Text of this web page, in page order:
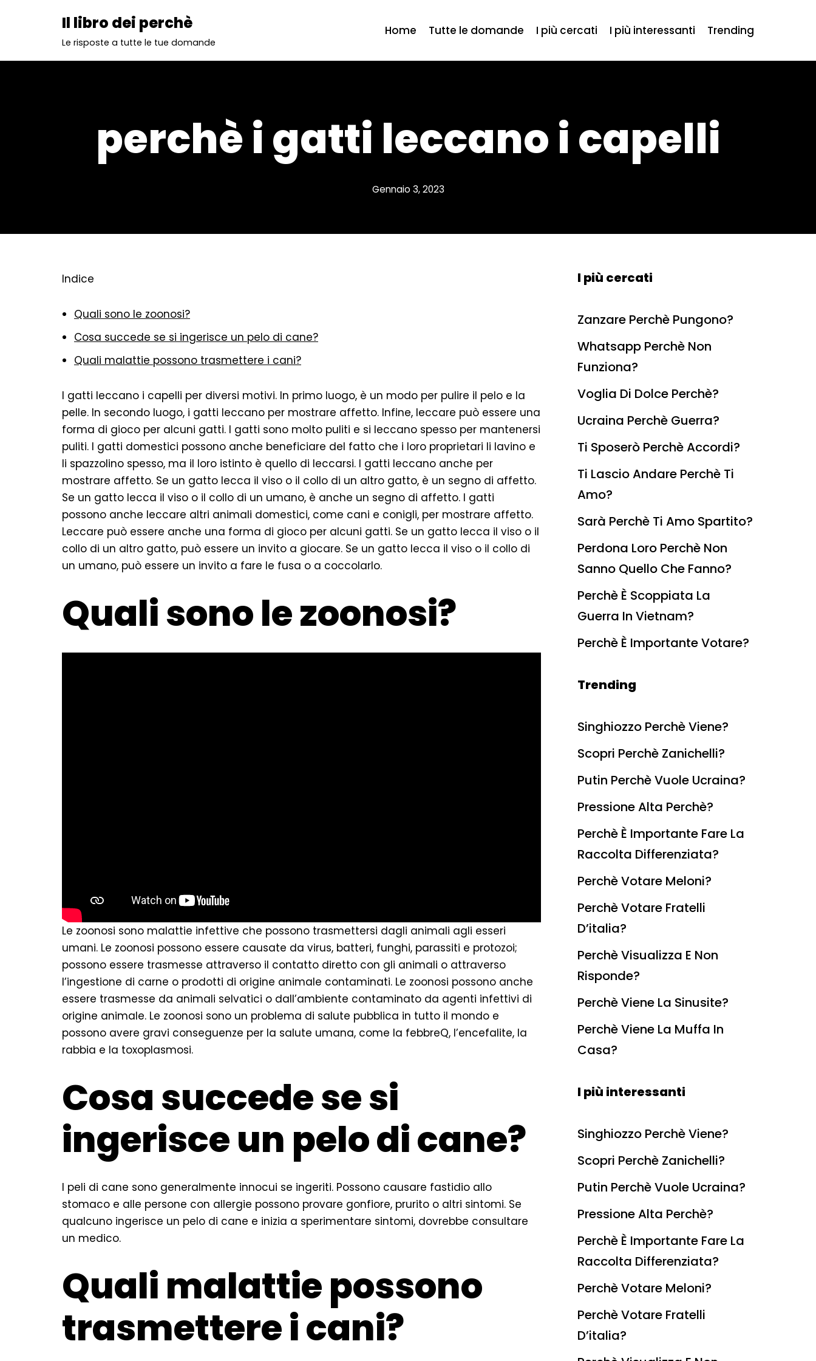
Il libro dei perchè
Le risposte a tutte le tue domande
Home Tutte le domande I più cercati I più interessanti Trending
perchè i gatti leccano i capelli
Gennaio 3, 2023
Indice
Quali sono le zoonosi?
Cosa succede se si ingerisce un pelo di cane?
Quali malattie possono trasmettere i cani?
I gatti leccano i capelli per diversi motivi. In primo luogo, è un modo per pulire il pelo e la
pelle. In secondo luogo, i gatti leccano per mostrare affetto. Infine, leccare può essere una
forma di gioco per alcuni gatti. I gatti sono molto puliti e si leccano spesso per mantenersi
puliti. I gatti domestici possono anche beneficiare del fatto che i loro proprietari li lavino e
li spazzolino spesso, ma il loro istinto è quello di leccarsi. I gatti leccano anche per
mostrare affetto. Se un gatto lecca il viso o il collo di un altro gatto, è un segno di affetto.
Se un gatto lecca il viso o il collo di un umano, è anche un segno di affetto. I gatti
possono anche leccare altri animali domestici, come cani e conigli, per mostrare affetto.
Leccare può essere anche una forma di gioco per alcuni gatti. Se un gatto lecca il viso o il
collo di un altro gatto, può essere un invito a giocare. Se un gatto lecca il viso o il collo di
un umano, può essere un invito a fare le fusa o a coccolarlo.
Quali sono le zoonosi?
Le zoonosi sono malattie infettive che possono trasmettersi dagli animali agli esseri
umani. Le zoonosi possono essere causate da virus, batteri, funghi, parassiti e protozoi;
possono essere trasmesse attraverso il contatto diretto con gli animali o attraverso
l’ingestione di carne o prodotti di origine animale contaminati. Le zoonosi possono anche
essere trasmesse da animali selvatici o dall’ambiente contaminato da agenti infettivi di
origine animale. Le zoonosi sono un problema di salute pubblica in tutto il mondo e
possono avere gravi conseguenze per la salute umana, come la febbreQ, l’encefalite, la
rabbia e la toxoplasmosi.
Cosa succede se si
ingerisce un pelo di cane?
I peli di cane sono generalmente innocui se ingeriti. Possono causare fastidio allo
stomaco e alle persone con allergie possono provare gonfiore, prurito o altri sintomi. Se
qualcuno ingerisce un pelo di cane e inizia a sperimentare sintomi, dovrebbe consultare
un medico.
Quali malattie possono
trasmettere i cani?
I più cercati
Zanzare Perchè Pungono?
Whatsapp Perchè Non
Funziona?
Voglia Di Dolce Perchè?
Ucraina Perchè Guerra?
Ti Sposerò Perchè Accordi?
Ti Lascio Andare Perchè Ti
Amo?
Sarà Perchè Ti Amo Spartito?
Perdona Loro Perchè Non
Sanno Quello Che Fanno?
Perchè È Scoppiata La
Guerra In Vietnam?
Perchè È Importante Votare?
Trending
Singhiozzo Perchè Viene?
Scopri Perchè Zanichelli?
Putin Perchè Vuole Ucraina?
Pressione Alta Perchè?
Perchè È Importante Fare La
Raccolta Differenziata?
Perchè Votare Meloni?
Perchè Votare Fratelli
D’italia?
Perchè Visualizza E Non
Risponde?
Perchè Viene La Sinusite?
Perchè Viene La Muffa In
Casa?
I più interessanti
Singhiozzo Perchè Viene?
Scopri Perchè Zanichelli?
Putin Perchè Vuole Ucraina?
Pressione Alta Perchè?
Perchè È Importante Fare La
Raccolta Differenziata?
Perchè Votare Meloni?
Perchè Votare Fratelli
D’italia?